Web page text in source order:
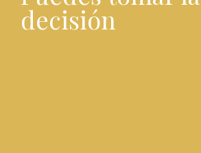
decisión